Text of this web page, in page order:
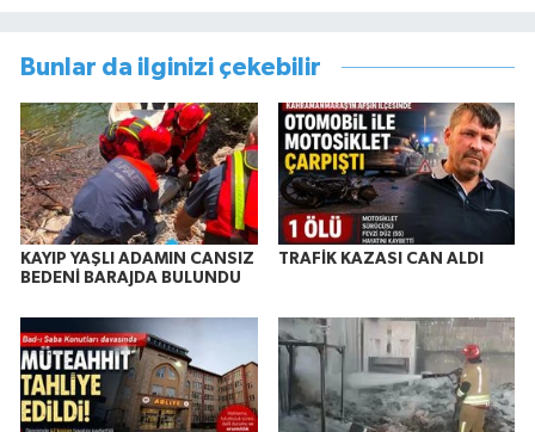
Bunlar da ilginizi çekebilir
KAYIP YAŞLI ADAMIN CANSIZ
BEDENİ BARAJDA BULUNDU
TRAFİK KAZASI CAN ALDI